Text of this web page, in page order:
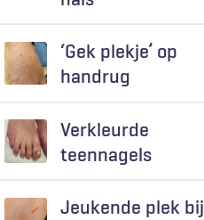
‘Gek plekje’ op
handrug
Verkleurde
teennagels
Jeukende plek bij